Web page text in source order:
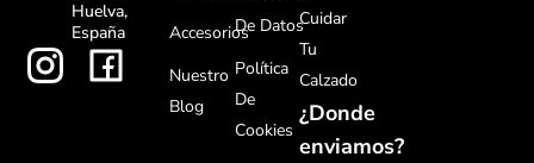
Huelva,
España
Accesorios
Nuestro
Blog
De Datos
Política
De
Cookies
Cuidar
Tu
Calzado
¿Donde
enviamos?